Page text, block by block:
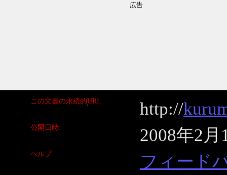
この文書の永続的URI http://
公開日時 2008年2
ヘルプ フィード